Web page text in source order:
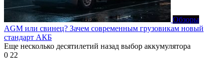
Обзоры
AGM или свинец? Зачем современным грузовикам новый
стандарт АКБ
Еще несколько десятилетий назад выбор аккумулятора
0 22